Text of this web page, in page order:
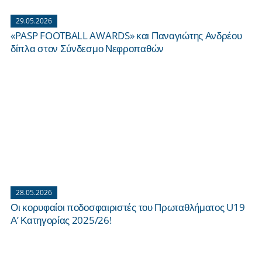
29.05.2026
«PASP FOOTBALL AWARDS» και Παναγιώτης Ανδρέου
δίπλα στον Σύνδεσμο Νεφροπαθών
28.05.2026
Οι κορυφαίοι ποδοσφαιριστές του Πρωταθλήματος U19
Α’ Κατηγορίας 2025/26!